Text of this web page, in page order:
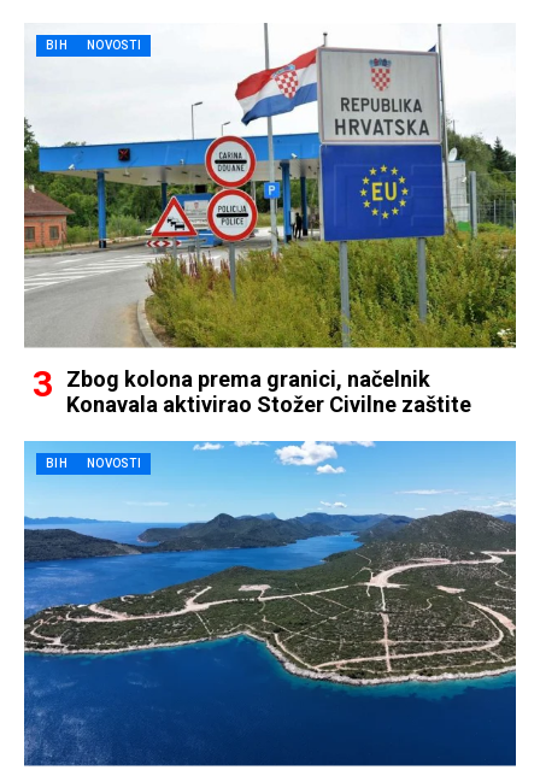
BIH NOVOSTI
Zbog kolona prema granici, načelnik
Konavala aktivirao Stožer Civilne zaštite
BIH NOVOSTI